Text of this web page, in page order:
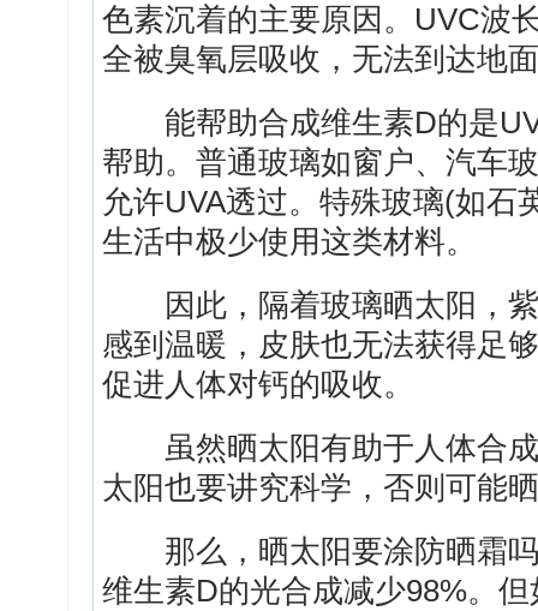
色素沉着的主要原因。UVC波
全被臭氧层吸收，无法到达地
能帮助合成维生素D的是
帮助。普通玻璃如窗户、汽车
允许UVA透过。特殊玻璃(如石
生活中极少使用这类材料。
因此，隔着玻璃晒太阳，紫
感到温暖，皮肤也无法获得足
促进人体对钙的吸收。
虽然晒太阳有助于人体合成
太阳也要讲究科学，否则可能
那么，晒太阳要涂防晒霜吗
维生素D的光合成减少98%。